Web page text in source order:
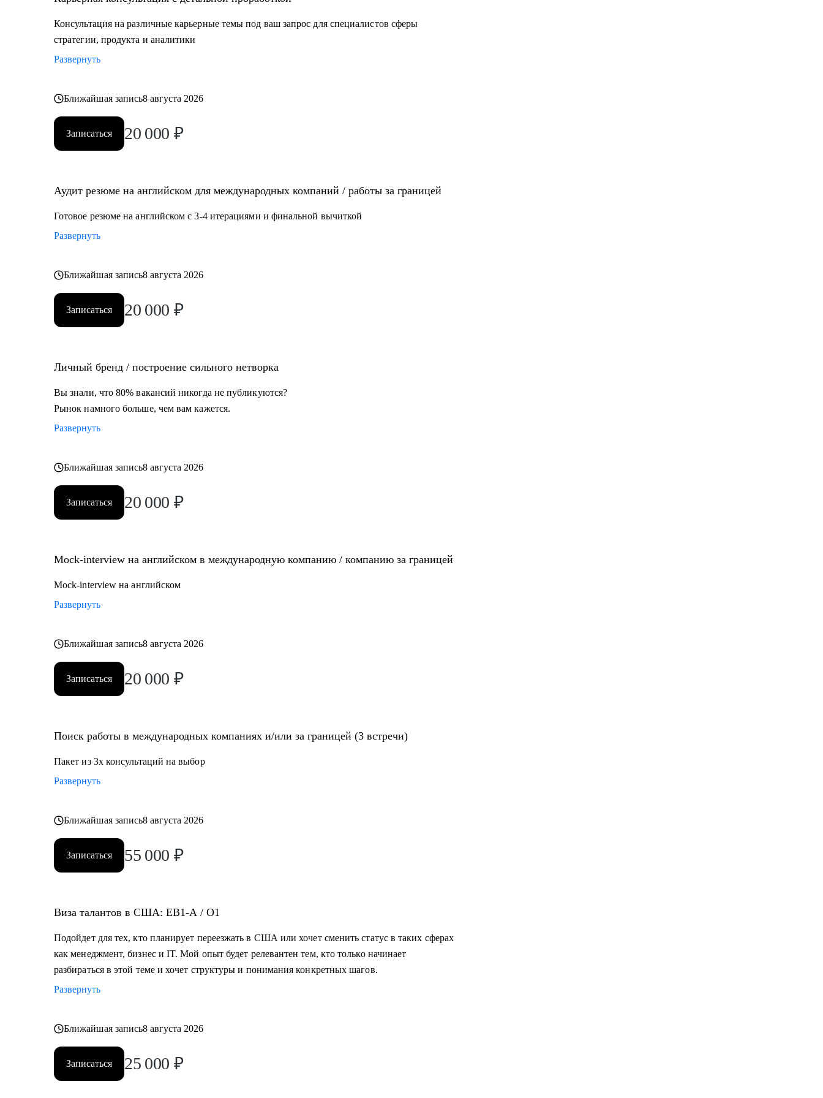
Кому могу помочь:
Product Management, Project Management
• Думает об иммиграции в США по визе талантов О1 / ЕВ1-А
• Хочет поступить в топовые бизнес школы в Европе
Консультация на различные карьерные темы под ваш запрос для специалистов сферы
стратегии, продукта и аналитики
Развернуть
Ближайшая запись8 августа 2026
Записаться 20 000 ₽
Аудит резюме на английском для международных компаний / работы за границей
Готовое резюме на английском с 3-4 итерациями и финальной вычиткой
Развернуть
Ближайшая запись8 августа 2026
Записаться 20 000 ₽
Личный бренд / построение сильного нетворка
Вы знали, что 80% вакансий никогда не публикуются?
Рынок намного больше, чем вам кажется.
Развернуть
Ближайшая запись8 августа 2026
Записаться 20 000 ₽
Mock-interview на английском в международную компанию / компанию за границей
Mock-interview на английском
Развернуть
Ближайшая запись8 августа 2026
Записаться 20 000 ₽
Поиск работы в международных компаниях и/или за границей (3 встречи)
Пакет из 3х консультаций на выбор
Развернуть
Ближайшая запись8 августа 2026
Записаться 55 000 ₽
Виза талантов в США: EB1-A / O1
Подойдет для тех, кто планирует переезжать в США или хочет сменить статус в таких сферах
как менеджмент, бизнес и IT. Мой опыт будет релевантен тем, кто только начинает
разбираться в этой теме и хочет структуры и понимания конкретных шагов.
Развернуть
Ближайшая запись8 августа 2026
Записаться 25 000 ₽